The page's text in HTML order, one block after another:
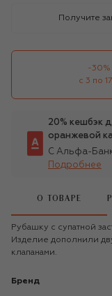
Получите
-30%
с 3 по
20% кешбэк
оранжевой
С Альфа-
Подробнее
О ТОВАРЕ
Рубашку с супатной
Изделие дополнили
клапанами.
Бренд